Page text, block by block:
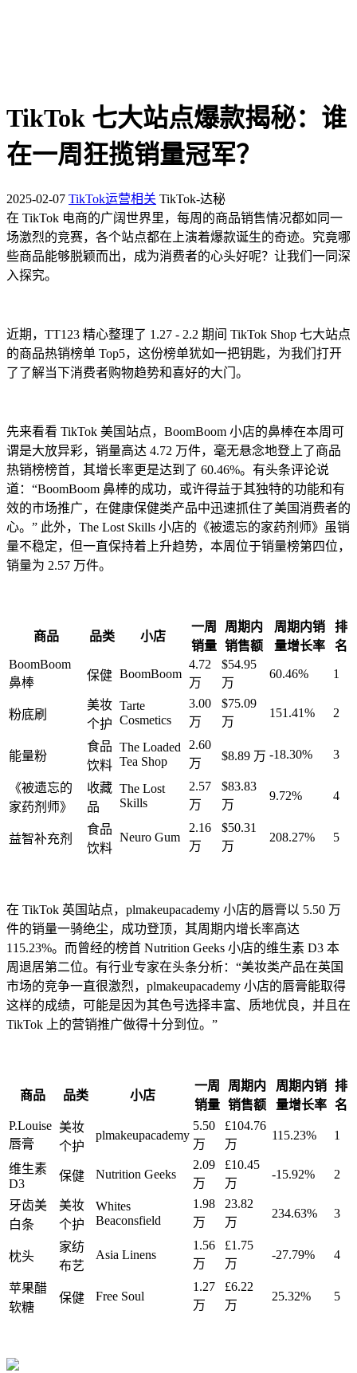
TikTok 七大站点爆款揭秘：谁
在一周狂揽销量冠军？
2025-02-07 TikTok运营相关 TikTok-达秘
在 TikTok 电商的广阔世界里，每周的商品销售情况都如同一
场激烈的竞赛，各个站点都在上演着爆款诞生的奇迹。究竟哪
些商品能够脱颖而出，成为消费者的心头好呢？让我们一同深
入探究。
近期，TT123 精心整理了 1.27 - 2.2 期间 TikTok Shop 七大站点
的商品热销榜单 Top5，这份榜单犹如一把钥匙，为我们打开
了了解当下消费者购物趋势和喜好的大门。
先来看看 TikTok 美国站点，BoomBoom 小店的鼻棒在本周可
谓是大放异彩，销量高达 4.72 万件，毫无悬念地登上了商品
热销榜榜首，其增长率更是达到了 60.46%。有头条评论说
道：“BoomBoom 鼻棒的成功，或许得益于其独特的功能和有
效的市场推广，在健康保健类产品中迅速抓住了美国消费者的
心。” 此外，The Lost Skills 小店的《被遗忘的家药剂师》虽销
量不稳定，但一直保持着上升趋势，本周位于销量榜第四位，
销量为 2.57 万件。
商品 品类 小店
一周
销量
周期内
销售额
周期内销
量增长率
排
名
BoomBoom
鼻棒
保健 BoomBoom
4.72
万
$54.95
万
60.46% 1
粉底刷
美妆
个护
Tarte
Cosmetics
3.00
万
$75.09
万
151.41% 2
能量粉
食品
饮料
The Loaded
Tea Shop
2.60
万
$8.89 万 -18.30% 3
《被遗忘的
家药剂师》
收藏
品
The Lost
Skills
2.57
万
$83.83
万
9.72% 4
益智补充剂
食品
饮料
Neuro Gum
2.16
万
$50.31
万
208.27% 5
在 TikTok 英国站点，plmakeupacademy 小店的唇膏以 5.50 万
件的销量一骑绝尘，成功登顶，其周期内增长率高达
115.23%。而曾经的榜首 Nutrition Geeks 小店的维生素 D3 本
周退居第二位。有行业专家在头条分析：“美妆类产品在英国
市场的竞争一直很激烈，plmakeupacademy 小店的唇膏能取得
这样的成绩，可能是因为其色号选择丰富、质地优良，并且在
TikTok 上的营销推广做得十分到位。”
商品 品类 小店
一周
销量
周期内
销售额
周期内销
量增长率
排
名
P.Louise
唇膏
美妆
个护
plmakeupacademy
5.50
万
£104.76
万
115.23% 1
维生素
D3
保健 Nutrition Geeks
2.09
万
£10.45
万
-15.92% 2
牙齿美
白条
美妆
个护
Whites
Beaconsfield
1.98
万
23.82
万
234.63% 3
枕头
家纺
布艺
Asia Linens
1.56
万
£1.75
万
-27.79% 4
苹果醋
软糖
保健 Free Soul
1.27
万
£6.22
万
25.32% 5